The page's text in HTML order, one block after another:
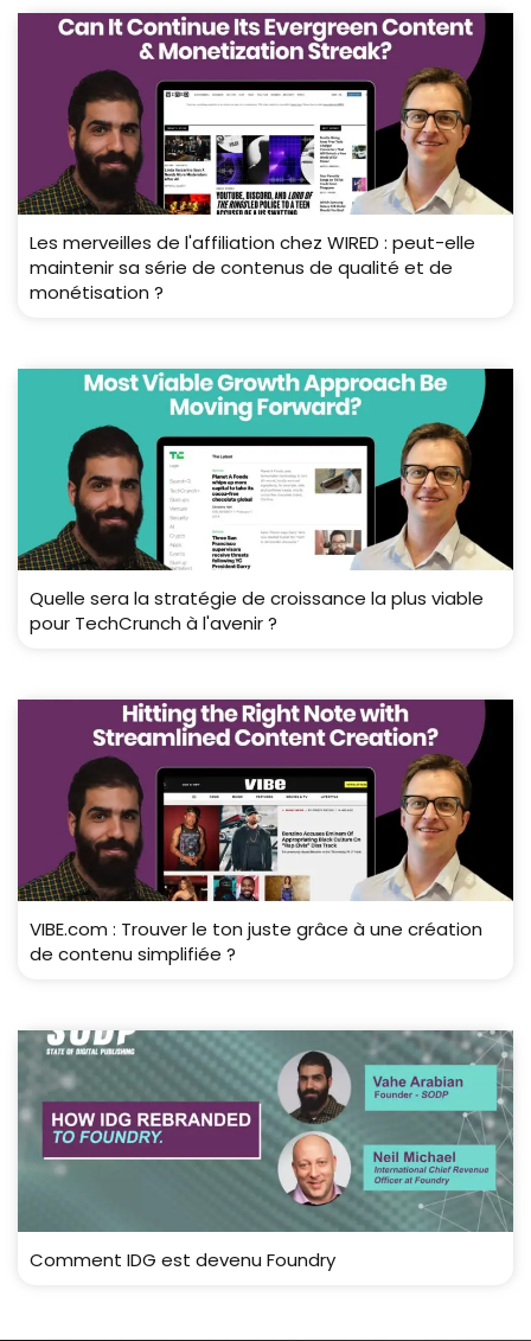
Les merveilles de l'affiliation chez WIRED : peut-elle
maintenir sa série de contenus de qualité et de
monétisation ?
Quelle sera la stratégie de croissance la plus viable
pour TechCrunch à l'avenir ?
VIBE.com : Trouver le ton juste grâce à une création
de contenu simplifiée ?
Comment IDG est devenu Foundry